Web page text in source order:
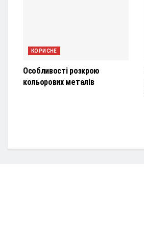
КОРИСНЕ
Особливості розкрою
кольорових металів